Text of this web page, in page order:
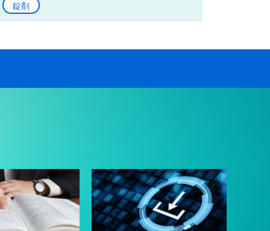
錠剤